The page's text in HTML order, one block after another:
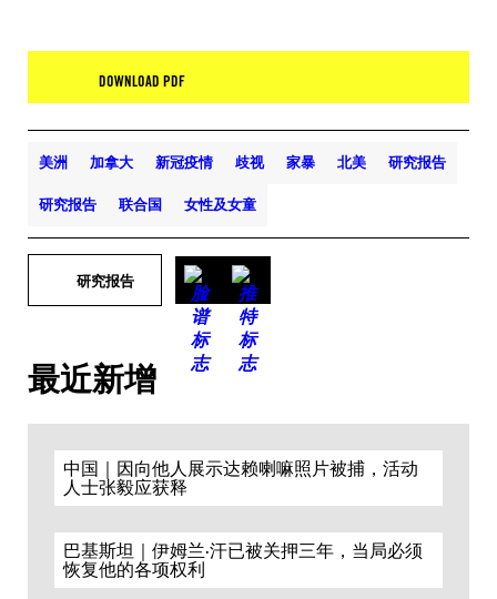
DOWNLOAD PDF
美洲 加拿大 新冠疫情 歧视 家暴 北美 研究报告
研究报告 联合国 女性及女童
研究报告
最近新增
中国｜因向他人展示达赖喇嘛照片被捕，活动
人士张毅应获释
巴基斯坦｜伊姆兰·汗已被关押三年，当局必须
恢复他的各项权利